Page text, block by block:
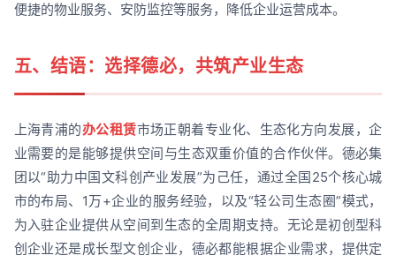
便捷的物业服务、安防监控等服务，降低企业运营成本。
五、结语：选择德必，共筑产业生态
上海青浦的办公租赁市场正朝着专业化、生态化方向发展，企
业需要的是能够提供空间与生态双重价值的合作伙伴。德必集
团以“助力中国文科创产业发展”为己任，通过全国25个核心城
市的布局、1万+企业的服务经验，以及“轻公司生态圈”模式，
为入驻企业提供从空间到生态的全周期支持。无论是初创型科
创企业还是成长型文创企业，德必都能根据企业需求，提供定